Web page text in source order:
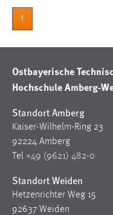
1
Ostbayerische
Hochschule Amberg-
Standort Amberg
Kaiser-Wilhelm-Ring 23
92224 Amberg
Tel +49 (9621) 482-0
Standort Weiden
Hetzenrichter Weg 15
92637 Weiden
Jahre,
Login
Name:
fe_user, be_user,
Zweck:
Dieser Cookie ist
Cookie Laufzeit:
24 Stunden